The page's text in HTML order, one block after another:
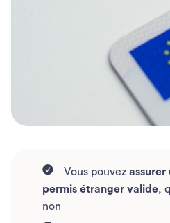
Vous pouvez assurer
permis étranger valide,
non